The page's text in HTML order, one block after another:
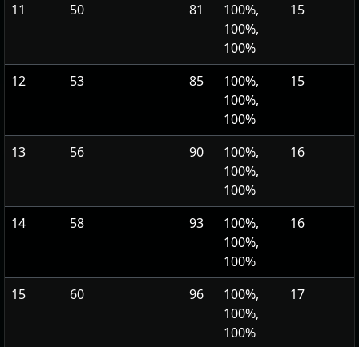
11 50 81
100%,
100%,
100%
15
12 53 85
100%,
100%,
100%
15
13 56 90
100%,
100%,
100%
16
14 58 93
100%,
100%,
100%
16
15 60 96
100%,
100%,
100%
17